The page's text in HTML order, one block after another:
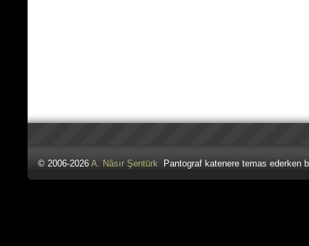
© 2006-2026 A. Nâsır Şentürk Pantograf katenere temas ederken